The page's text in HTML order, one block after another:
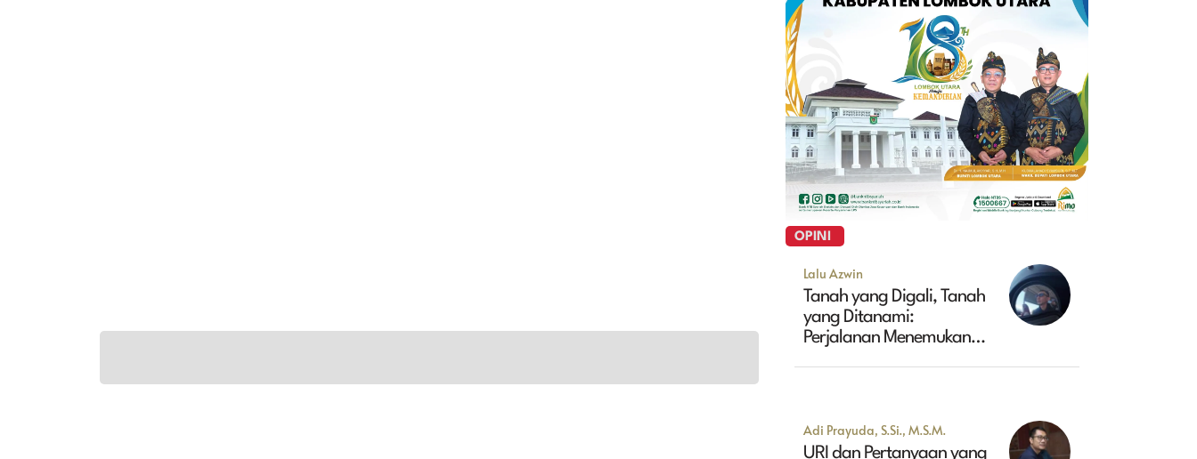
OPINI
Lalu Azwin
Tanah yang Digali, Tanah
yang Ditanami:
Perjalanan Menemukan
Adi Prayuda, S.Si., M.S.M.
URI dan Pertanyaan yang